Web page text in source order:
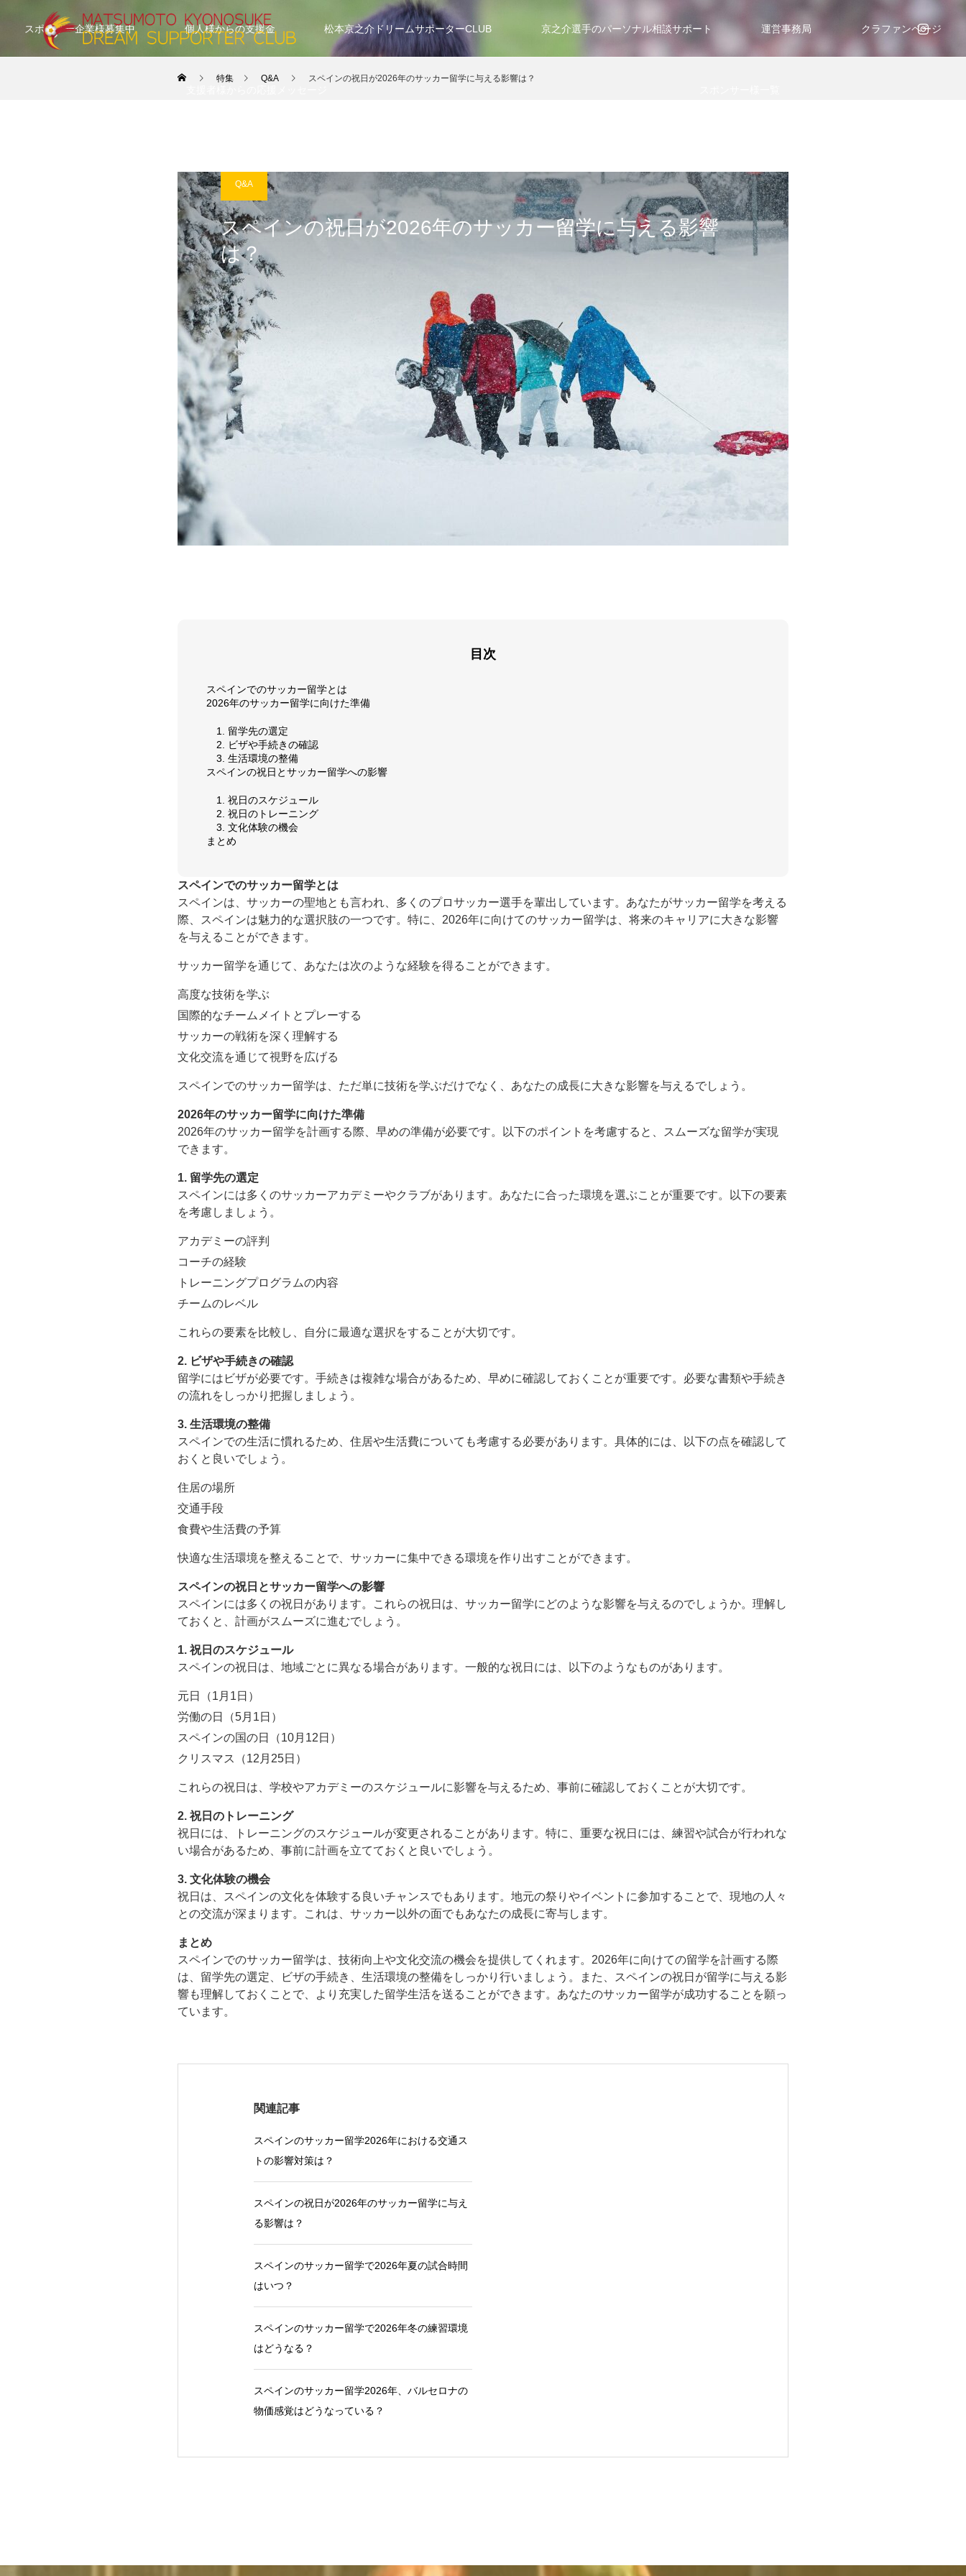
スポンサー企業様募集中 個人様からの支援金 松本京之介ドリームサポーターCLUB 京之介選手のパーソナル相談サポート 運営事務局 クラファンページ
特集 Q&A スペインの祝日が2026年のサッカー留学に与える影響は？
Q&A
スペインの祝日が2026年のサッカー留学に与える影響
は？
目次
スペインでのサッカー留学とは
2026年のサッカー留学に向けた準備
1. 留学先の選定
2. ビザや手続きの確認
3. 生活環境の整備
スペインの祝日とサッカー留学への影響
1. 祝日のスケジュール
2. 祝日のトレーニング
3. 文化体験の機会
まとめ
スペインでのサッカー留学とは
スペインは、サッカーの聖地とも言われ、多くのプロサッカー選手を輩出しています。あなたがサッカー留学を考える
際、スペインは魅力的な選択肢の一つです。特に、2026年に向けてのサッカー留学は、将来のキャリアに大きな影響
を与えることができます。
サッカー留学を通じて、あなたは次のような経験を得ることができます。
高度な技術を学ぶ
国際的なチームメイトとプレーする
サッカーの戦術を深く理解する
文化交流を通じて視野を広げる
スペインでのサッカー留学は、ただ単に技術を学ぶだけでなく、あなたの成長に大きな影響を与えるでしょう。
2026年のサッカー留学に向けた準備
2026年のサッカー留学を計画する際、早めの準備が必要です。以下のポイントを考慮すると、スムーズな留学が実現
できます。
1. 留学先の選定
スペインには多くのサッカーアカデミーやクラブがあります。あなたに合った環境を選ぶことが重要です。以下の要素
を考慮しましょう。
アカデミーの評判
コーチの経験
トレーニングプログラムの内容
チームのレベル
これらの要素を比較し、自分に最適な選択をすることが大切です。
2. ビザや手続きの確認
留学にはビザが必要です。手続きは複雑な場合があるため、早めに確認しておくことが重要です。必要な書類や手続き
の流れをしっかり把握しましょう。
3. 生活環境の整備
スペインでの生活に慣れるため、住居や生活費についても考慮する必要があります。具体的には、以下の点を確認して
おくと良いでしょう。
住居の場所
交通手段
食費や生活費の予算
快適な生活環境を整えることで、サッカーに集中できる環境を作り出すことができます。
スペインの祝日とサッカー留学への影響
スペインには多くの祝日があります。これらの祝日は、サッカー留学にどのような影響を与えるのでしょうか。理解し
ておくと、計画がスムーズに進むでしょう。
1. 祝日のスケジュール
スペインの祝日は、地域ごとに異なる場合があります。一般的な祝日には、以下のようなものがあります。
元日（1月1日）
労働の日（5月1日）
スペインの国の日（10月12日）
クリスマス（12月25日）
これらの祝日は、学校やアカデミーのスケジュールに影響を与えるため、事前に確認しておくことが大切です。
2. 祝日のトレーニング
祝日には、トレーニングのスケジュールが変更されることがあります。特に、重要な祝日には、練習や試合が行われな
い場合があるため、事前に計画を立てておくと良いでしょう。
3. 文化体験の機会
祝日は、スペインの文化を体験する良いチャンスでもあります。地元の祭りやイベントに参加することで、現地の人々
との交流が深まります。これは、サッカー以外の面でもあなたの成長に寄与します。
まとめ
スペインでのサッカー留学は、技術向上や文化交流の機会を提供してくれます。2026年に向けての留学を計画する際
は、留学先の選定、ビザの手続き、生活環境の整備をしっかり行いましょう。また、スペインの祝日が留学に与える影
響も理解しておくことで、より充実した留学生活を送ることができます。あなたのサッカー留学が成功することを願っ
ています。
関連記事
スペインのサッカー留学2026年における交通ス
トの影響対策は？
スペインの祝日が2026年のサッカー留学に与え
る影響は？
スペインのサッカー留学で2026年夏の試合時間
はいつ？
スペインのサッカー留学で2026年冬の練習環境
はどうなる？
スペインのサッカー留学2026年、バルセロナの
物価感覚はどうなっている？